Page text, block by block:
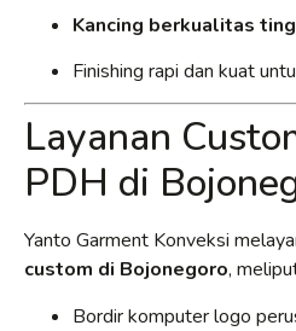
Kancing berkualitas
Finishing rapi dan kuat
Layanan
PDH di
Yanto Garment Konveksi
custom di Bojonegoro,
Bordir komputer logo